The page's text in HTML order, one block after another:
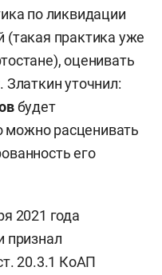
по ликвидации
(такая практика уже
оценивать
уточнил:
будет
можно расценивать
его
2021 года
признал
20.3.1 КоАП